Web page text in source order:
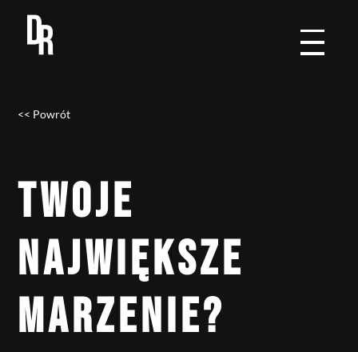
<< Powrót
TWOJE
NAJWIĘKSZE
MARZENIE?